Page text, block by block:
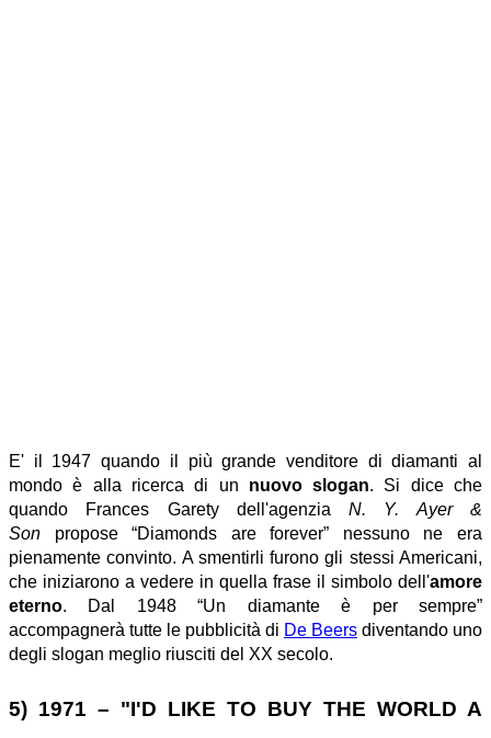
E' il 1947 quando il più grande venditore di diamanti al
mondo è alla ricerca di un nuovo slogan. Si dice che
quando Frances Garety dell'agenziaN. Y. Ayer &
Son propose “Diamonds are forever” nessuno ne era
pienamente convinto. A smentirli furono gli stessi Americani,
che iniziarono a vedere in quella frase il simbolo dell'amore
eterno. Dal 1948 “Un diamante è per sempre”
accompagnerà tutte le pubblicità di De Beers diventando uno
degli slogan meglio riusciti del XX secolo.
5) 1971 – "I'D LIKE TO BUY THE WORLD A